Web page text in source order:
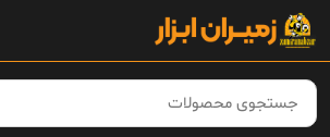
Skip
content